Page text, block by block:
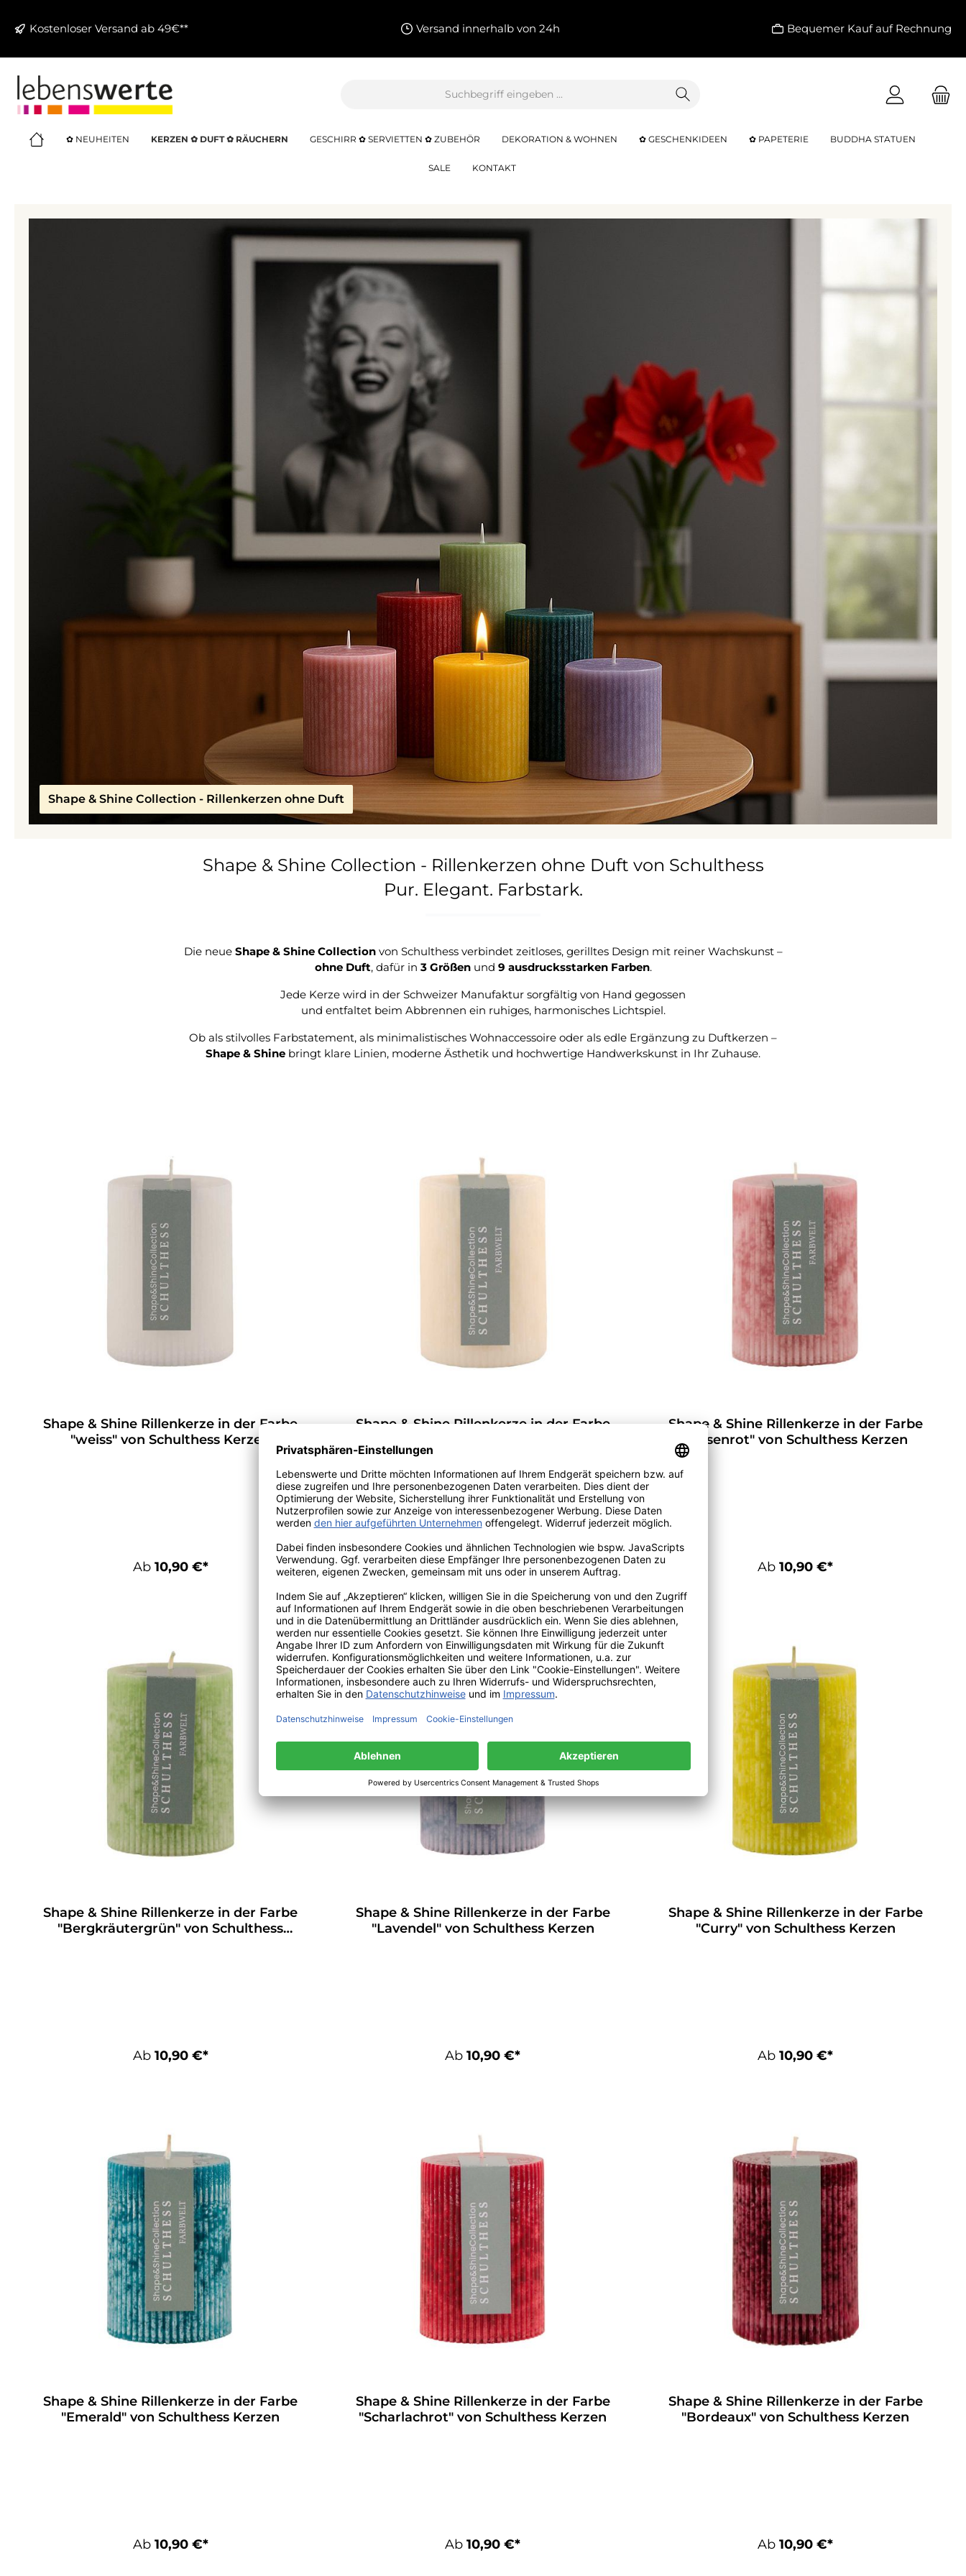
Kostenloser Versand ab 49€**
Versand innerhalb von 24h Bequemer Kauf auf Rechnung
✿ NEUHEITEN KERZEN ✿ DUFT ✿ RÄUCHERN GESCHIRR ✿ SERVIETTEN ✿ ZUBEHÖR DEKORATION & WOHNEN ✿ GESCHENKIDEEN ✿ PAPETERIE BUDDHA STATUEN
SALE KONTAKT
Shape & Shine Collection - Rillenkerzen ohne Duft
Shape & Shine Collection - Rillenkerzen ohne Duft von Schulthess
Pur. Elegant. Farbstark.
Die neue Shape & Shine Collectionvon Schulthess verbindet zeitloses, gerilltes Design mit reiner Wachskunst –
ohne Duft, dafür in 3 Größenund 9 ausdrucksstarken Farben.
Jede Kerze wird in der Schweizer Manufaktur sorgfältig von Hand gegossen
und entfaltet beim Abbrennen ein ruhiges, harmonisches Lichtspiel.
Ob als stilvolles Farbstatement, als minimalistisches Wohnaccessoire oder als edle Ergänzung zu Duftkerzen –
Shape & Shine bringt klare Linien, moderne Ästhetik und hochwertige Handwerkskunst in Ihr Zuhause.
Shape & Shine Rillenkerze in der Farbe
"weiss" von Schulthess Kerzen
Ab 10,90 €*
Shape & Shine Rillenkerze in der Farbe
Ab10,90 €*
Shape & Shine Rillenkerze in der Farbe
"Rosenrot" von Schulthess Kerzen
Ab10,90 €*
Shape & Shine Rillenkerze in der Farbe
"Bergkräutergrün" von Schulthess
Ab 10,90 €*
Shape & Shine Rillenkerze in der Farbe
"Lavendel" von Schulthess Kerzen
Ab10,90 €*
Shape & Shine Rillenkerze in der Farbe
"Curry" von Schulthess Kerzen
Ab10,90 €*
Shape & Shine Rillenkerze in der Farbe
"Emerald" von Schulthess Kerzen
Ab 10,90 €*
Shape & Shine Rillenkerze in der Farbe
"Scharlachrot" von Schulthess Kerzen
Ab10,90 €*
Shape & Shine Rillenkerze in der Farbe
"Bordeaux" von Schulthess Kerzen
Ab10,90 €*